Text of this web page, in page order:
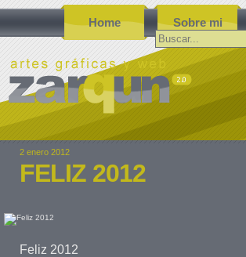
Home Sobre mi
Buscar:
2 enero 2012
FELIZ 2012
Feliz 2012